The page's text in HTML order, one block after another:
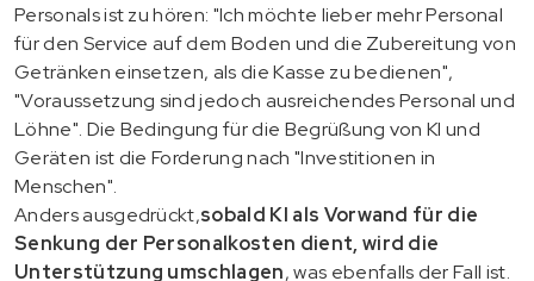
Personals ist zu hören: "Ich möchte lieber mehr Personal
für den Service auf dem Boden und die Zubereitung von
Getränken einsetzen, als die Kasse zu bedienen",
"Voraussetzung sind jedoch ausreichendes Personal und
Löhne". Die Bedingung für die Begrüßung von KI und
Geräten ist die Forderung nach "Investitionen in
Menschen".
Anders ausgedrückt,sobald KI als Vorwand für die
Senkung der Personalkosten dient, wird die
Unterstützung umschlagen, was ebenfalls der Fall ist.